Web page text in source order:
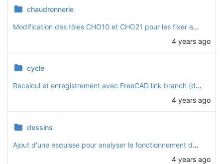
chaudronnerie
Modification des tôles CHO10 et CHO21 pour les fixer avec des boulons traversants
4 years ago
cycle
Recalcul et enregistrement avec FreeCAD link branch (daily 20221128)
4 years ago
dessins
Ajout d'une esquisse pour analyser le fonctionnement de la direction
4 years ago